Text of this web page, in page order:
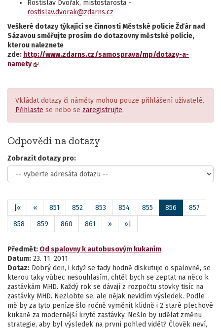
Rostislav Dvořák, místostarosta -
rostislav.dvorak@zdarns.cz
Veškeré dotazy týkající se činnosti Městské policie Žďár nad
Sázavou směřujte prosím do dotazovny městské policie,
kterou naleznete
zde: http://www.zdarns.cz/samosprava/mp/dotazy-a-
namety
Vkládat dotazy či náměty mohou pouze přihlášení uživatelé.
Přihlaste se nebo se zaregistrujte.
Odpovědi na dotazy
Zobrazit dotazy pro:
|« « 851 852 853 854 855 856
857
858
859 860 861 » »|
Předmět: Od spalovny k autobusovým kukaním
Datum: 23. 11. 2011
Dotaz: Dobrý den, i když se tady hodně diskutuje o spalovně, se
kterou taky vůbec nesouhlasím, chtěl bych se zeptat na něco k
zastávkám MHD. Každý rok se dávají z rozpočtu stovky tisíc na
zastávky MHD. Nezlobte se, ale nějak nevidím výsledek. Podle
mě by za tyto peníze šlo ročně vyměnit klidně i 2 staré plechové
kukaně za modernější kryté zastávky. Nešlo by udělat změnu
strategie, aby byl výsledek na první pohled vidět? Člověk neví,